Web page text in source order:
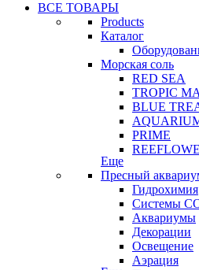
ВСЕ ТОВАРЫ
Products
Каталог
Морская соль
RED SEA
TROPIC
BLUE
PRIME
Еще
Пресный
Гидрохимия
Системы
Аквариумы
Декорации
Освещение
Аэрация